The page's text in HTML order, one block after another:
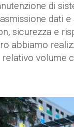
di
dati e
sicurezza e
abbiamo
relativo volume